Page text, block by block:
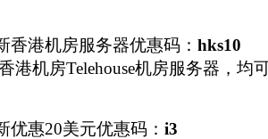
香港机房服务器优惠码： hks10
港机房Telehouse机房服务器，均
优惠20美元优惠码： i3